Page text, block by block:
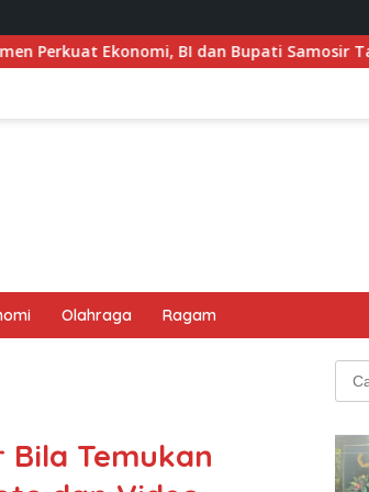
dan Bupati Samosir Tandatangani
Olahraga Ragam
Temukan
Cari
untuk: